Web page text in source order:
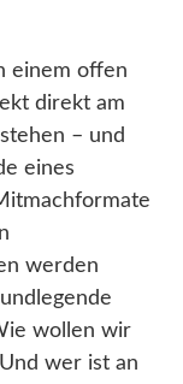
einem offen
direkt am
– und
eines
werden
wollen wir
wer ist an